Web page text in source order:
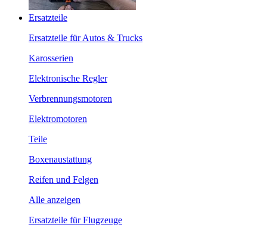
Ersatzteile
Ersatzteile für Autos & Trucks
Karosserien
Elektronische Regler
Verbrennungsmotoren
Elektromotoren
Teile
Boxenaustattung
Reifen und Felgen
Alle anzeigen
Ersatzteile für Flugzeuge